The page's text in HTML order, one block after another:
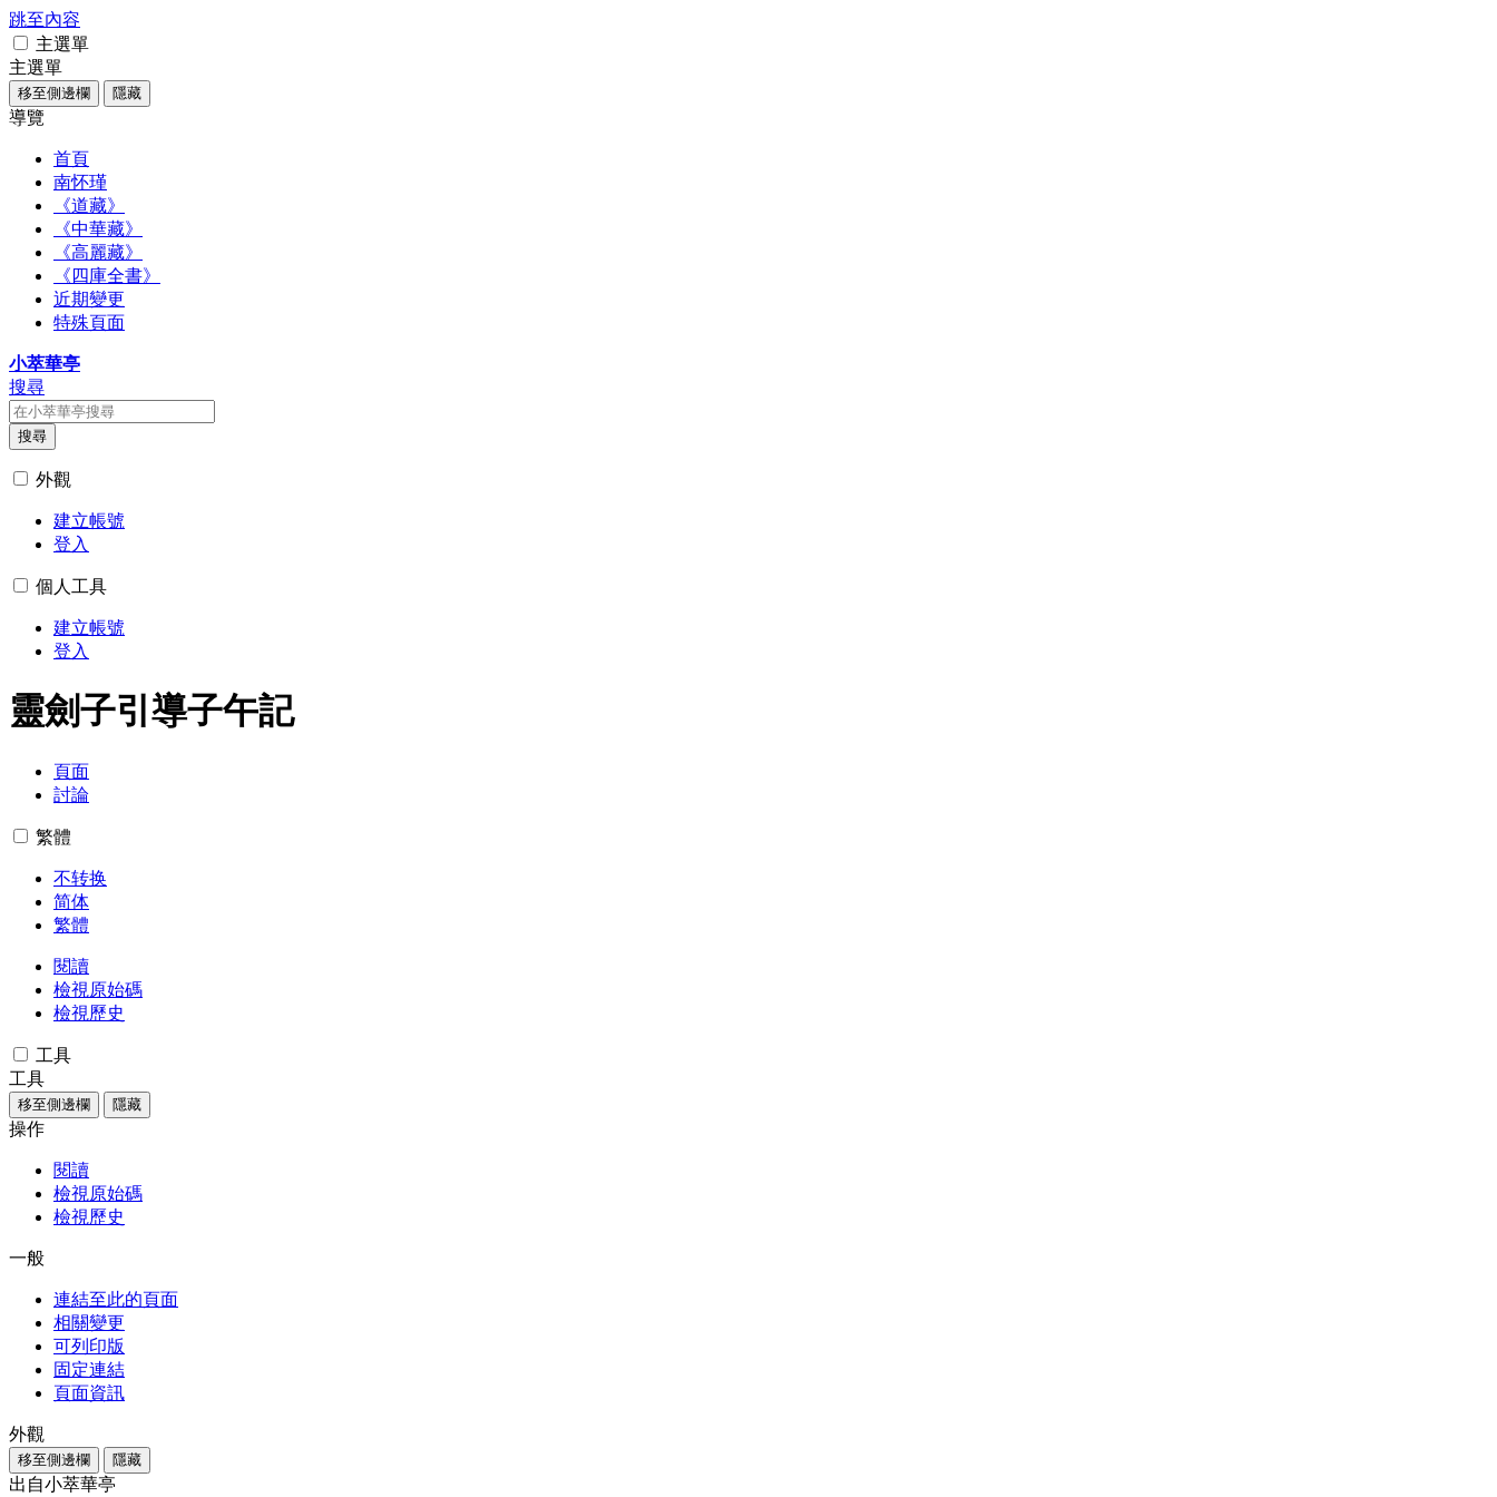
跳至內容
主選單
主選單
移至側邊欄 隱藏
導覽
首頁
南怀瑾
《道藏》
《中華藏》
《高麗藏》
《四庫全書》
近期變更
特殊頁面
小萃華亭
搜尋
搜尋
外觀
建立帳號
登入
個人工具
建立帳號
登入
靈劍子引導子午記
頁面
討論
繁體
不转换
简体
繁體
閱讀
檢視原始碼
檢視歷史
工具
工具
移至側邊欄 隱藏
操作
閱讀
檢視原始碼
檢視歷史
一般
連結至此的頁面
相關變更
可列印版
固定連結
頁面資訊
外觀
移至側邊欄 隱藏
出自小萃華亭